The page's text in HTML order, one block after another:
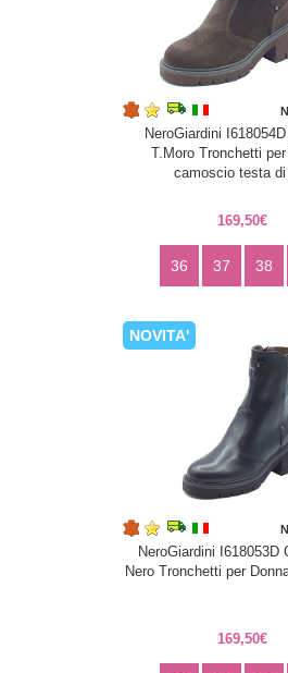
NeroGiardini
T.Moro Tronchetti
camoscio testa
169,50€
36 37 38
NOVITA'
NeroGiardini I618053D
Nero Tronchetti per
169,50€